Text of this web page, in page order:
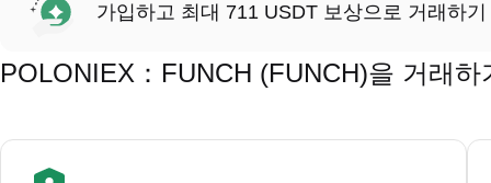
가입하고 최대 711 USDT 보상으로 거래하기
POLONIEX：FUNCH (FUNCH)을 거래